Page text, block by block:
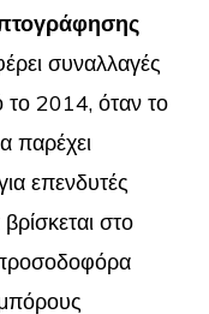
συναλλαγές
2014, όταν το
παρέχει
επενδυτές
στο